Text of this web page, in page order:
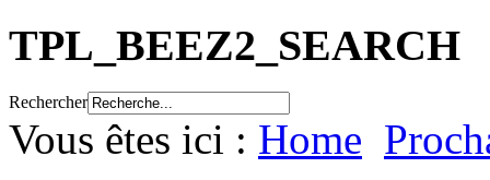
TPL_BEEZ2_SEARCH
Rechercher
Vous êtes ici : Home